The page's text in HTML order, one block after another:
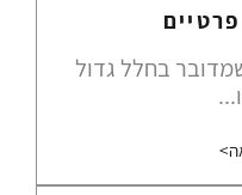
בחלל גדול